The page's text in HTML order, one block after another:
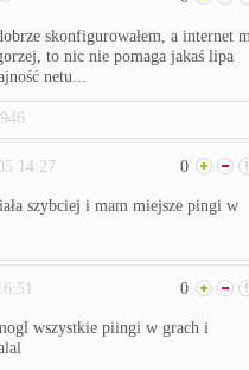
skonfigurowałem, a internet
to nic nie pomaga jakaś lipa
netu...
14:27 0
szybciej i mam miejsze pingi w
0
wszystkie piingi w grach i